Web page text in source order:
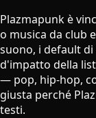
Plazmapunk è
o musica da club
suono, i default
d'impatto della
— pop, hip-hop,
giusta perché
testi.